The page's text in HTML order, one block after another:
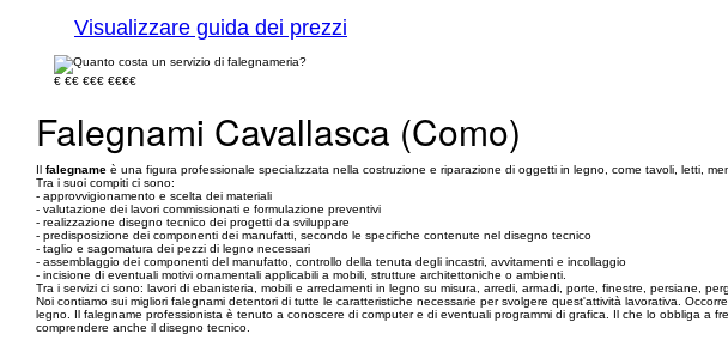
Visualizzare guida dei prezzi
€ €€ €€€ €€€€
Falegnami Cavallasca (Como)
Il falegname è una figura professionale specializzata nella costruzione e riparazione di oggetti in legno, come tavoli, letti,
Tra i suoi compiti ci sono:
- approvvigionamento e scelta dei materiali
- valutazione dei lavori commissionati e formulazione preventivi
- realizzazione disegno tecnico dei progetti da sviluppare
- predisposizione dei componenti dei manufatti, secondo le specifiche contenute nel disegno tecnico
- taglio e sagomatura dei pezzi di legno necessari
- assemblaggio dei componenti del manufatto, controllo della tenuta degli incastri, avvitamenti e incollaggio
- incisione di eventuali motivi ornamentali applicabili a mobili, strutture architettoniche o ambienti.
Tra i servizi ci sono: lavori di ebanisteria, mobili e arredamenti in legno su misura, arredi, armadi, porte, finestre, persiane,
Noi contiamo sui migliori falegnami detentori di tutte le caratteristiche necessarie per svolgere quest'attività lavorativa.
legno. Il falegname professionista è tenuto a conoscere di computer e di eventuali programmi di grafica. Il che lo obbliga
comprendere anche il disegno tecnico.